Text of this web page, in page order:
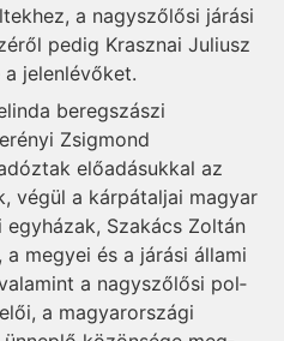
a nagy­sző­lősi járási
pedig Krasz­nai Juliusz
jelenlévőket.
beregszászi
Zsigmond
előadásukkal az
végül a kárpátaljai magyar
Sza­kács Zoltán
megyei és a járási állami
a nagyszőlősi pol­
a magyar­or­szági